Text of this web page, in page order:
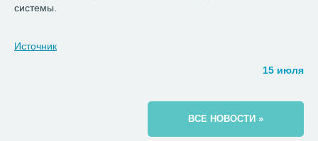
системы.
Источник
15 июля
ВСЕ НОВОСТИ »